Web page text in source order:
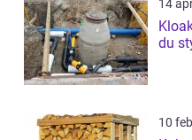
14
du
10